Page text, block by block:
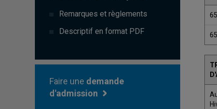
Remarques et règlements
Descriptif en format PDF
Faire une demande
d'admission